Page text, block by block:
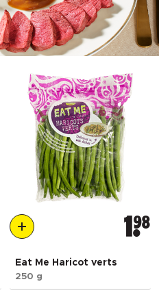
1 98
Eat Me Haricot verts
250 g